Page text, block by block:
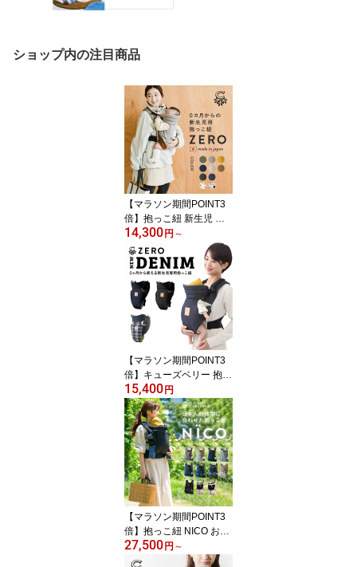
ショップ内の注目商品
【マラソン期間POINT3
倍】抱っこ紐 新生児 ス
ヌーピー 0カ月 日本製 お
しゃれ 着脱超簡単 冬 首
すわり前から使える 安心
安全ヘッドサポート 上質
メッシュ 縦抱き 抱っこ
ひも コンパクト だっこ
ひも ベビーキャリア 前
向き抱っこ ZERO
14,300円 ～
【マラソン期間POINT3
倍】キューズベリー 抱っ
こ紐 ZERO 日本製 新生
児から使える 縦抱き メ
ッシュ素材 おしゃれ 0カ
月 首すわり前 軽い 抱っ
こひも コンパクト 簡易
簡単 ベビーキャリー新生
児 前向き 出産祝い ゼロ
CUSEBERRY
15,400円
【マラソン期間POINT3
倍】抱っこ紐 NICO おし
ゃれ 日本製 国産 岡山デ
ニム かわいい 軽い 首座
27,500円 ～